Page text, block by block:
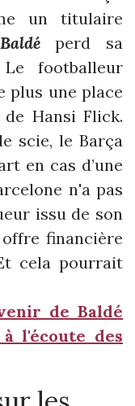
un titulaire
Baldéperd sa
footballeur
plus une place
Hansi Flick.
scie, le Barça
en cas d’une
n'a pas
issu de son
financière
cela pourrait
de Baldé
l'écoute des